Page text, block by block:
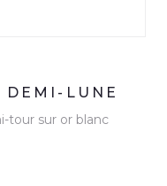
LUNE
tour sur or blanc